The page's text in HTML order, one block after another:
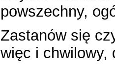
powszechny,
Zastanów się
więc i chwilowy,